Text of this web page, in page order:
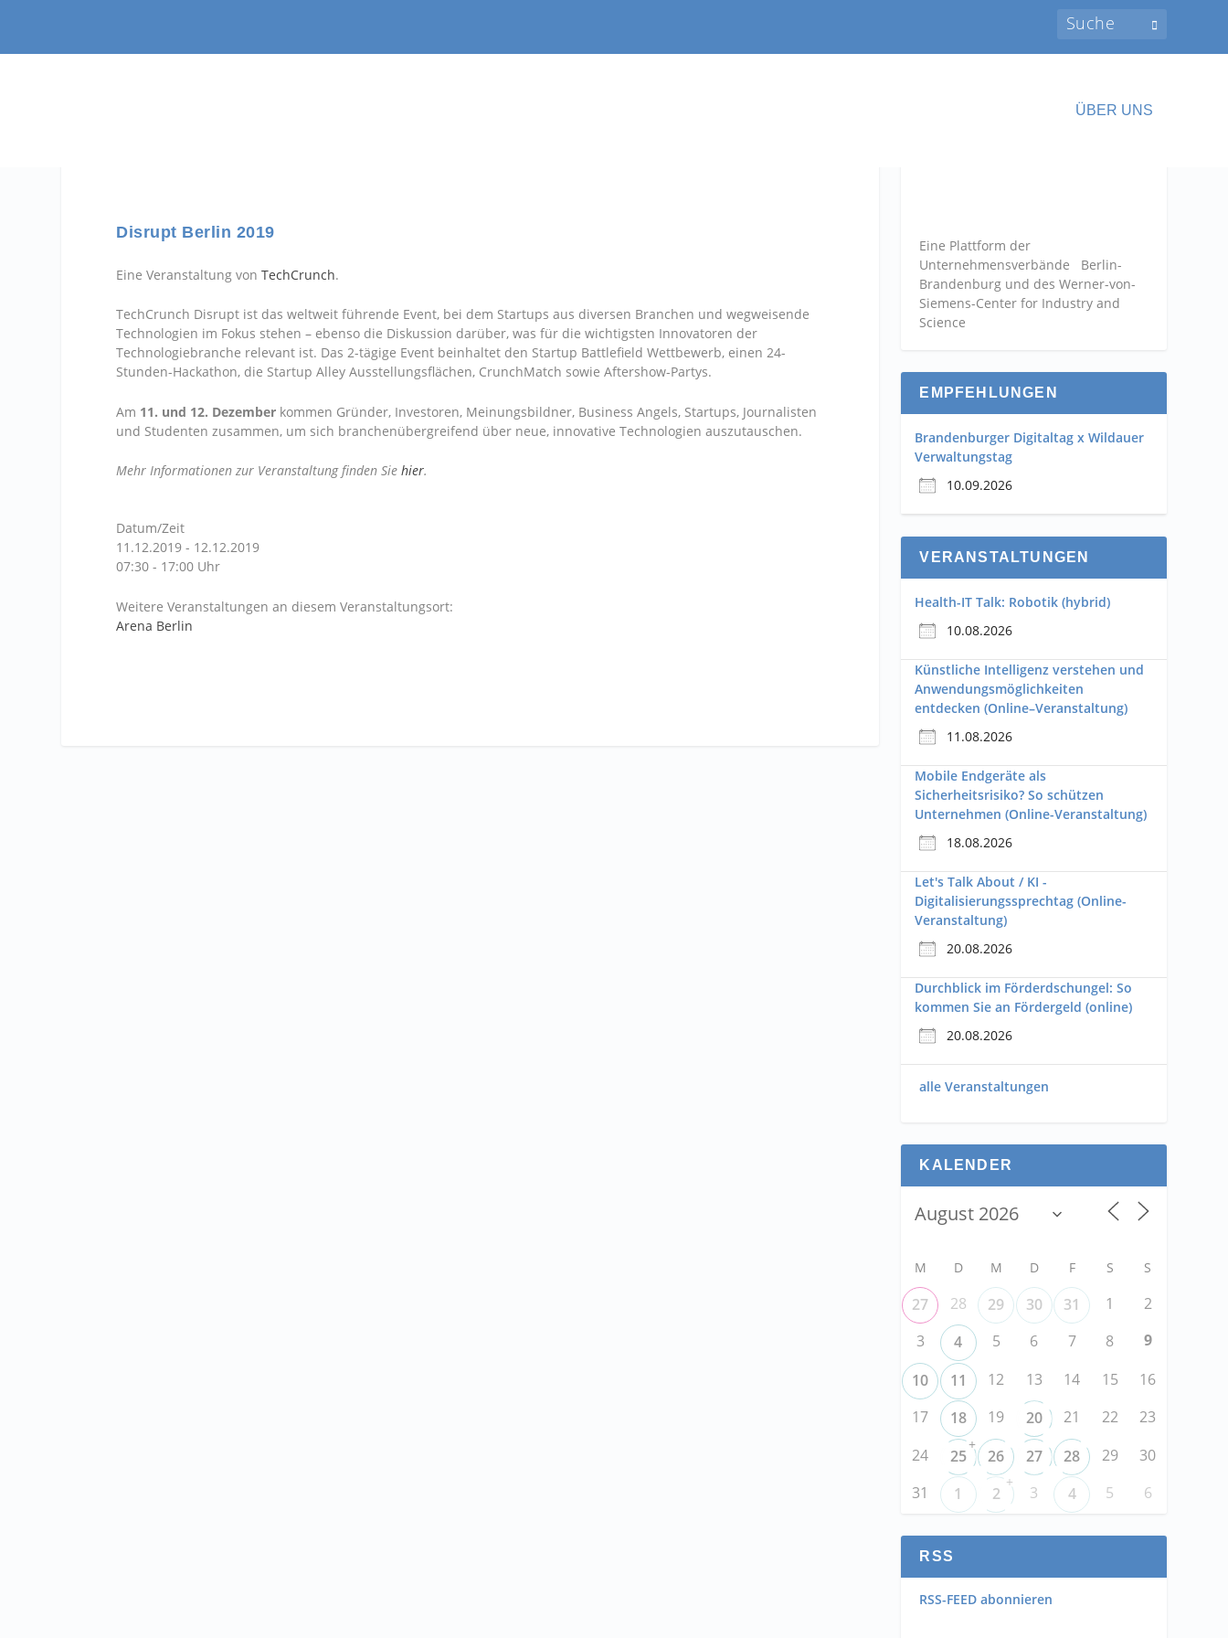
ÜBER UNS
Disrupt Berlin 2019
Eine Veranstaltung vonTechCrunch.
TechCrunch Disrupt ist das weltweit führende Event, bei dem Startups aus diversen Branchen und wegweisende
Technologien im Fokus stehen – ebenso die Diskussion darüber, was für die wichtigsten Innovatoren der
Technologiebranche relevant ist. Das 2-tägige Event beinhaltet den Startup Battlefield Wettbewerb, einen 24-
Stunden-Hackathon, die Startup Alley Ausstellungsflächen, CrunchMatch sowie Aftershow-Partys.
Am 11. und 12. Dezember kommen Gründer, Investoren, Meinungsbildner, Business Angels, Startups, Journalisten
und Studenten zusammen, um sich branchenübergreifend über neue, innovative Technologien auszutauschen.
Mehr Informationen zur Veranstaltung finden Siehier.
Datum/Zeit
11.12.2019 - 12.12.2019
07:30 - 17:00 Uhr
Weitere Veranstaltungen an diesem Veranstaltungsort:
Arena Berlin
Eine Plattform der
Unternehmensverbände Berlin-
Brandenburg und des Werner-von-
Siemens-Center for Industry and
Science
EMPFEHLUNGEN
Brandenburger Digitaltag x Wildauer
Verwaltungstag
10.09.2026
VERANSTALTUNGEN
Health-IT Talk: Robotik (hybrid)
10.08.2026
Künstliche Intelligenz verstehen und
Anwendungsmöglichkeiten
entdecken (Online–Veranstaltung)
11.08.2026
Mobile Endgeräte als
Sicherheitsrisiko? So schützen
Unternehmen (Online-Veranstaltung)
18.08.2026
Let's Talk About / KI -
Digitalisierungssprechtag (Online-
Veranstaltung)
20.08.2026
Durchblick im Förderdschungel: So
kommen Sie an Fördergeld (online)
20.08.2026
alle Veranstaltungen
KALENDER
M D M D F S S
27 28 29 30 31 1
2
3
4 5 6 7 8
9
10
11 12 13 14 15
16
17
18 19 20 21 22
23
24
25
+
26 27 28 29
30
31
1 2
+
3 4 5 6
RSS
RSS-FEED abonnieren